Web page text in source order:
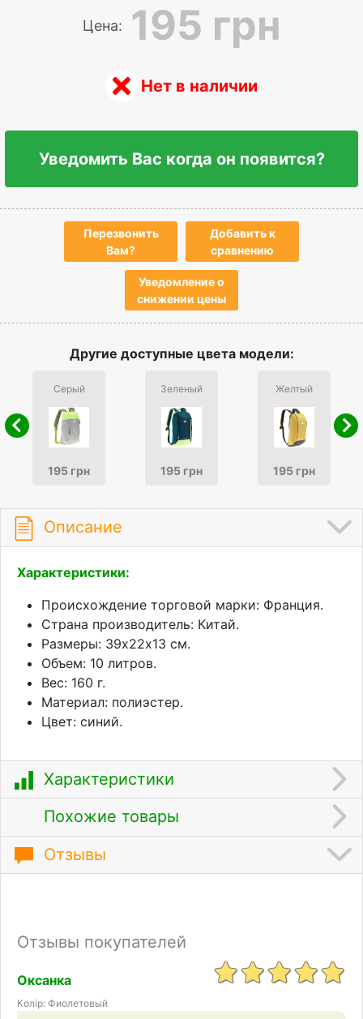
Цена: 195 грн
Нет в наличии
Уведомить Вас когда он появится?
Перезвонить
Вам?
Добавить к
сравнению
Уведомление о
снижении цены
Другие доступные цвета модели:
Серый
195 грн
Зеленый
195 грн
Желтый
195 грн
Описание
Характеристики:
Происхождение торговой марки: Франция.
Страна производитель: Китай.
Размеры: 39х22х13 см.
Объем: 10 литров.
Вес: 160 г.
Материал: полиэстер.
Цвет: синий.
Характеристики
Похожие товары
Отзывы
Отзывы покупателей
Оксанка
Колір: Фиолетовый